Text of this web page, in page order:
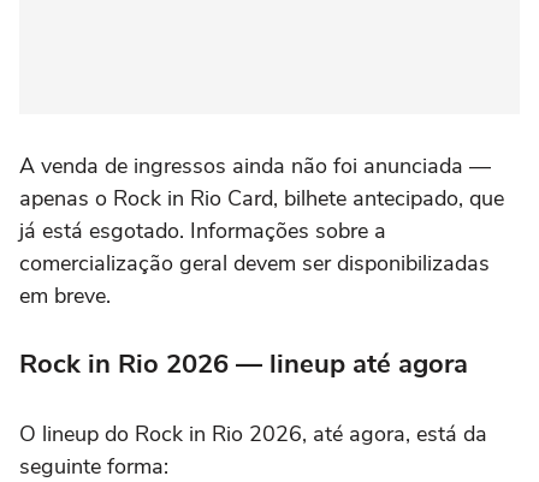
A venda de ingressos ainda não foi anunciada —
apenas o Rock in Rio Card, bilhete antecipado, que
já está esgotado. Informações sobre a
comercialização geral devem ser disponibilizadas
em breve.
Rock in Rio 2026 — lineup até agora
O lineup do Rock in Rio 2026, até agora, está da
seguinte forma: